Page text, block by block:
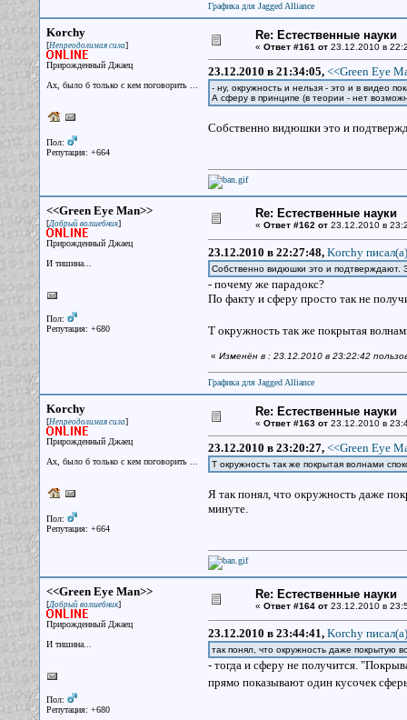
Графика для Jagged Alliance
Korchy
[Непреодолимая сила]
Прирожденный Джаец
Ах, было б только с кем поговорить ...
Пол:
Репутация: +664
Re: Естественные науки
« Ответ #161 от23.12.2010 в
23.12.2010 в 21:34:05, <<Green Eye
- ну, окружность и нельзя - это и в видео
А сферу в принципе (в теории - нет
Собственно видюшки это и
<<Green Eye Man>>
[Добрый волшебник]
Прирожденный Джаец
И тишина...
Пол:
Репутация: +680
Re: Естественные науки
« Ответ #162 от23.12.2010 в
23.12.2010 в 22:27:48, Korchy писал(a)
Собственно видюшки это и подтверждают.
- почему же парадокс?
По факту и сферу просто так не
Т окружность так же покрытая
« Изменён в : 23.12.2010 в 23:22:42
Графика для Jagged Alliance
Korchy
[Непреодолимая сила]
Прирожденный Джаец
Ах, было б только с кем поговорить ...
Пол:
Репутация: +664
Re: Естественные науки
« Ответ #163 от23.12.2010 в
23.12.2010 в 23:20:27, <<Green Eye
Т окружность так же покрытая волнами
Я так понял, что окружность даже
минуте.
<<Green Eye Man>>
[Добрый волшебник]
Прирожденный Джаец
И тишина...
Пол:
Репутация: +680
Re: Естественные науки
« Ответ #164 от23.12.2010 в
23.12.2010 в 23:44:41, Korchy писал(a)
так понял, что окружность даже покрытую
- тогда и сферу не получится.
прямо показывают один кусочек